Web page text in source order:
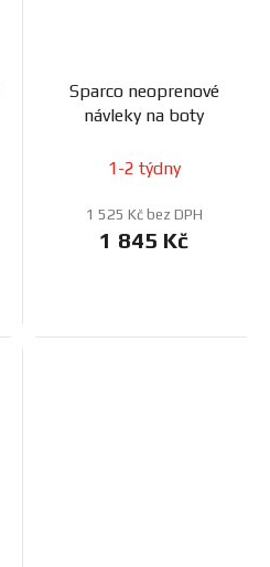
Sparco neoprenové
návleky na boty
1-2 týdny
1 525 Kč bez DPH
1 845 Kč